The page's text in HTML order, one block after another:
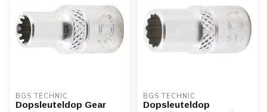
BGS TECHNIC
Dopsleuteldop Gear
BGS TECHNIC
Dopsleuteldop